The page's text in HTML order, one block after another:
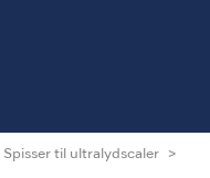
Spisser til ultralydscaler